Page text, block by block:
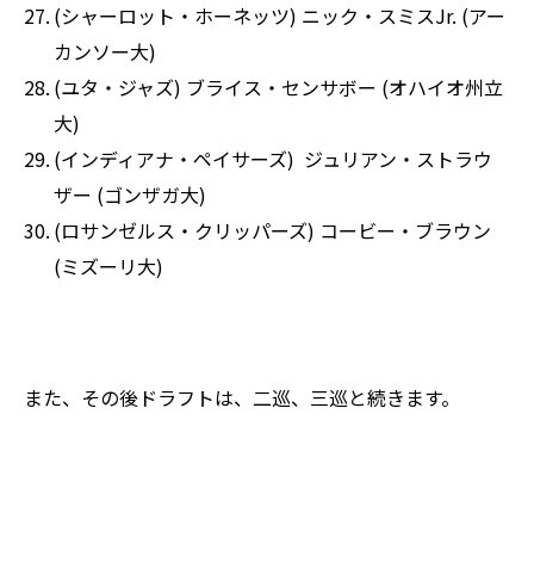
(シャーロット・ホーネッツ) ニック・スミスJr. (アー
カンソー大)
(ユタ・ジャズ) ブライス・センサボー (オハイオ州立
大)
(インディアナ・ペイサーズ) ジュリアン・ストラウ
ザー (ゴンザガ大)
(ロサンゼルス・クリッパーズ) コービー・ブラウン
(ミズーリ大)
また、その後ドラフトは、二巡、三巡と続きます。